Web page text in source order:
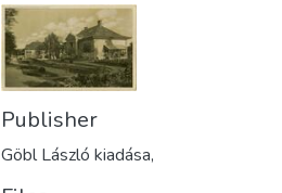
Publisher
Göbl László kiadása,